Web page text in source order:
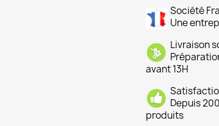
Société
Une
Livraison
avant 13H
Depuis
produits